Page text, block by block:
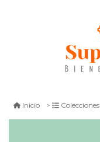
Inicio Colecciones